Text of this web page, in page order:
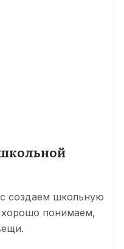
создаем школьную
хорошо понимаем,